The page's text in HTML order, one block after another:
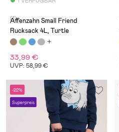
(1)
Affenzahn Small Friend
Rucksack 4L, Turtle
33,99 €
UVP: 58,99 €
-22%
Superpreis